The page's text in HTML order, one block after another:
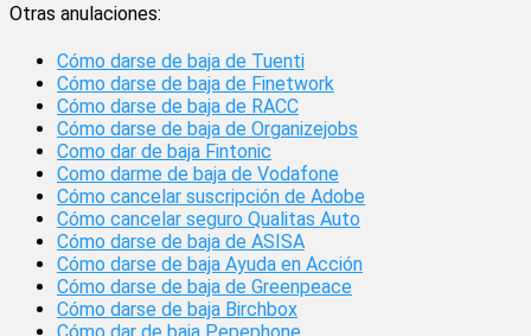
Otras anulaciones:
Cómo darse de baja de Tuenti
Cómo darse de baja de Finetwork
Cómo darse de baja de RACC
Cómo darse de baja de Organizejobs
Como dar de baja Fintonic
Como darme de baja de Vodafone
Cómo cancelar suscripción de Adobe
Cómo cancelar seguro Qualitas Auto
Cómo darse de baja de ASISA
Cómo darse de baja Ayuda en Acción
Cómo darse de baja de Greenpeace
Cómo darse de baja Birchbox